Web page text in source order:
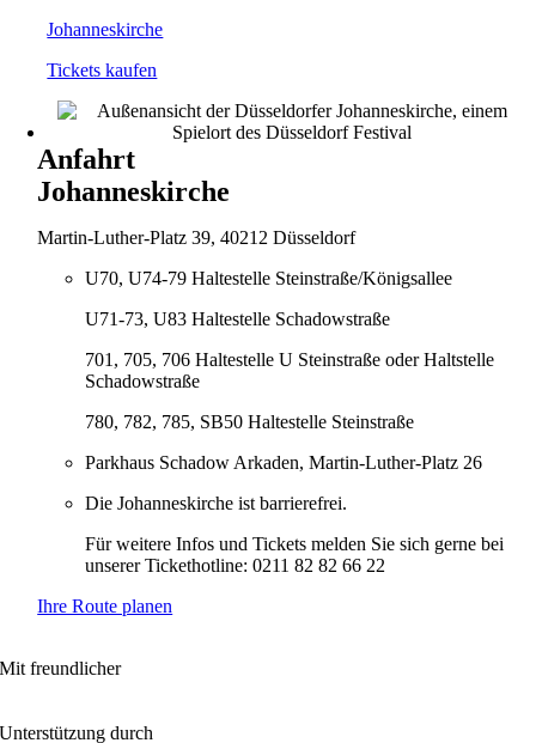
Johanneskirche
Tickets kaufen
Anfahrt
Johanneskirche
Martin-Luther-Platz 39, 40212 Düsseldorf
U70, U74-79 Haltestelle Steinstraße/Königsallee
U71-73, U83 Haltestelle Schadowstraße
701, 705, 706 Haltestelle U Steinstraße oder Haltstelle
Schadowstraße
780, 782, 785, SB50 Haltestelle Steinstraße
Parkhaus Schadow Arkaden, Martin-Luther-Platz 26
Die Johanneskirche ist barrierefrei.
Für weitere Infos und Tickets melden Sie sich gerne bei
unserer Tickethotline: 0211 82 82 66 22
Ihre Route planen
Mit freundlicher
Unterstützung durch